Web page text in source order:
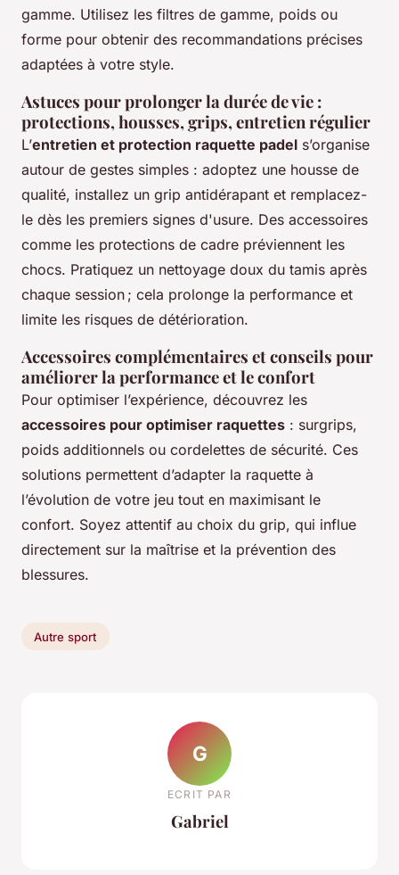
gamme. Utilisez les filtres de gamme, poids ou
forme pour obtenir des recommandations précises
adaptées à votre style.
Astuces pour prolonger la durée de vie :
protections, housses, grips, entretien régulier
L’entretien et protection raquette padel s’organise
autour de gestes simples : adoptez une housse de
qualité, installez un grip antidérapant et remplacez-
le dès les premiers signes d'usure. Des accessoires
comme les protections de cadre préviennent les
chocs. Pratiquez un nettoyage doux du tamis après
chaque session ; cela prolonge la performance et
limite les risques de détérioration.
Accessoires complémentaires et conseils pour
améliorer la performance et le confort
Pour optimiser l’expérience, découvrez les
accessoires pour optimiser raquettes : surgrips,
poids additionnels ou cordelettes de sécurité. Ces
solutions permettent d’adapter la raquette à
l’évolution de votre jeu tout en maximisant le
confort. Soyez attentif au choix du grip, qui influe
directement sur la maîtrise et la prévention des
blessures.
Autre sport
G
ECRIT PAR
Gabriel